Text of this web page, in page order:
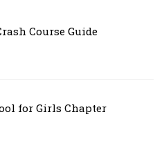
Course Guide
for Girls Chapter